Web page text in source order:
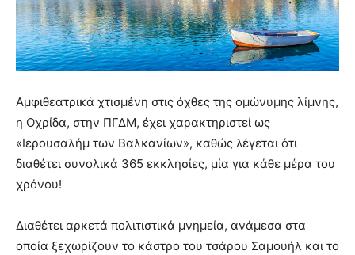
Αμφιθεατρικά χτισμένη στις όχθες της ομώνυμης λίμνης,
η Οχρίδα, στην ΠΓΔΜ, έχει χαρακτηριστεί ως
«Ιερουσαλήμ των Βαλκανίων», καθώς λέγεται ότι
διαθέτει συνολικά 365 εκκλησίες, μία για κάθε μέρα του
χρόνου!
Διαθέτει αρκετά πολιτιστικά μνημεία, ανάμεσα στα
οποία ξεχωρίζουν το κάστρο του τσάρου Σαμουήλ και το